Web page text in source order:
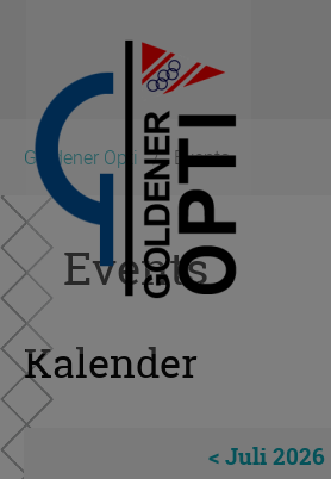
Navigation
überspringen
Goldener Opti Events
Events
Kalender
< Juli 2026